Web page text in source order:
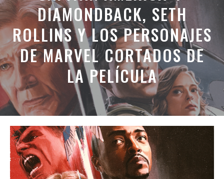
DIAMONDBACK, SETH
ROLLINS Y LOS PERSONAJES
DE MARVEL CORTADOS DE
LA PELÍCULA